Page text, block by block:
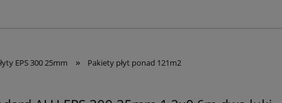
EPS 300 25mm » Pakiety płyt ponad 121m2